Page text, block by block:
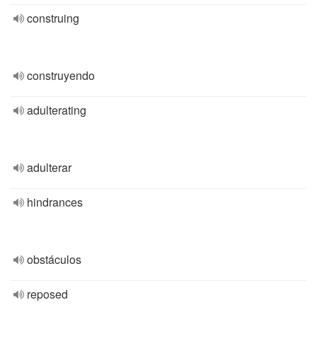
construing
construyendo
adulterating
adulterar
hindrances
obstáculos
reposed